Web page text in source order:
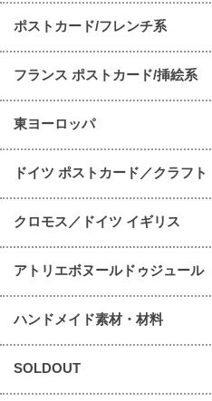
ポストカード/フレンチ系
フランス ポストカード/挿絵系
東ヨーロッパ
ドイツ ポストカード／クラフト
クロモス／ドイツ イギリス
アトリエボヌールドゥジュール
ハンドメイド素材・材料
SOLDOUT